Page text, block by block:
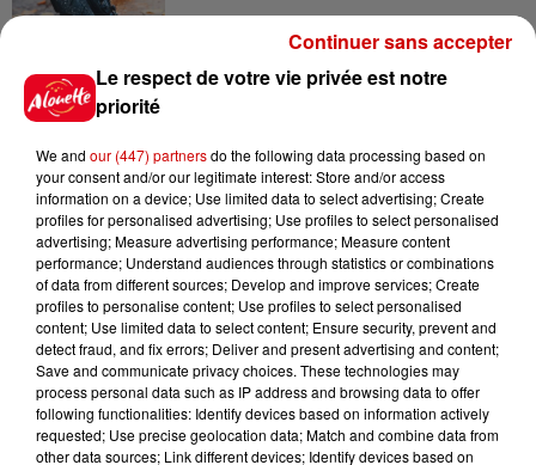
Jeux
Gagnez vos places pour le
festival Marché Gourmand 2026
à Coulon !
Le Duel - Gagnez vos entrées
pour l'un des zoos de nos
régions !
Le respect de votre vie privée est notre
priorité
We and our (447) partnersdo the following data processing based on
your consent and/or our legitimate interest: Store and/or access
information on a device; Use limited data to select advertising; Create
profiles for personalised advertising; Use profiles to select personalised
advertising; Measure advertising performance; Measure content
performance; Understand audiences through statistics or combinations
of data from different sources; Develop and improve services; Create
profiles to personalise content; Use profiles to select personalised
content; Use limited data to select content; Ensure security, prevent and
detect fraud, and fix errors; Deliver and present advertising and content;
Save and communicate privacy choices. These technologies may
process personal data such as IP address and browsing data to offer
following functionalities: Identify devices based on information actively
requested; Use precise geolocation data; Match and combine data from
other data sources; Link different devices; Identify devices based on
Continuer sans accepter